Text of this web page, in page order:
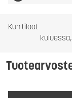
Kun tilaat